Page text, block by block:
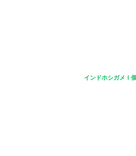
インドホシガメＩ